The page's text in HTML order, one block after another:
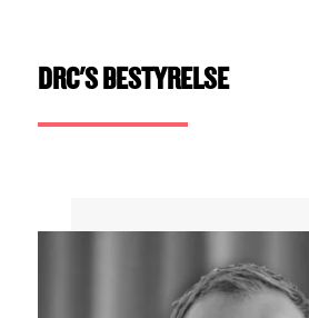
DRC'S BESTYRELSE